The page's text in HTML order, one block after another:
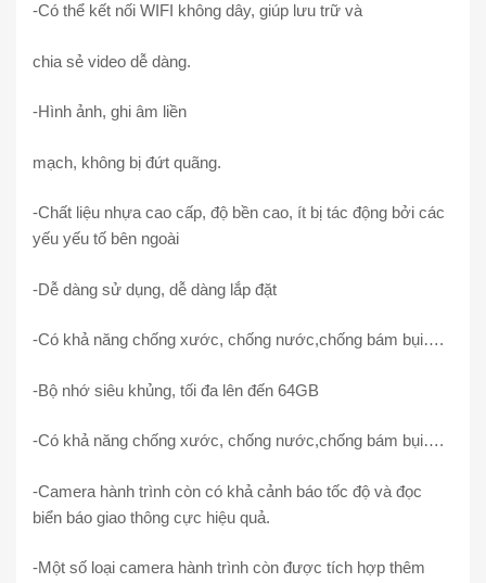
-Có thể kết nối WIFI không dây, giúp lưu trữ và
chia sẻ video dễ dàng.
-Hình ảnh, ghi âm liền
mạch, không bị đứt quãng.
-Chất liệu nhựa cao cấp, độ bền cao, ít bị tác động bởi các
yếu yếu tố bên ngoài
-Dễ dàng sử dụng, dễ dàng lắp đặt
-Có khả năng chống xước, chống nước,chống bám bụi….
-Bộ nhớ siêu khủng, tối đa lên đến 64GB
-Có khả năng chống xước, chống nước,chống bám bụi….
-Camera hành trình còn có khả cảnh báo tốc độ và đọc
biển báo giao thông cực hiệu quả.
-Một số loại camera hành trình còn được tích hợp thêm